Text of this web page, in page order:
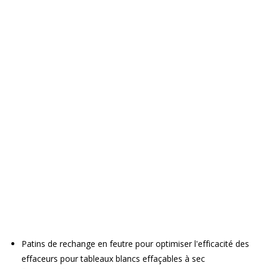
Patins de rechange en feutre pour optimiser l'efficacité des
effaceurs pour tableaux blancs effaçables à sec